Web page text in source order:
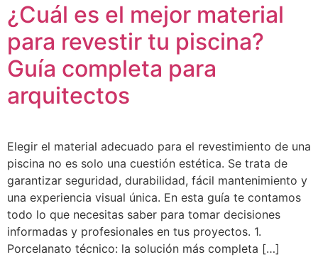
¿Cuál es el mejor material
para revestir tu piscina?
Guía completa para
arquitectos
Elegir el material adecuado para el revestimiento de una
piscina no es solo una cuestión estética. Se trata de
garantizar seguridad, durabilidad, fácil mantenimiento y
una experiencia visual única. En esta guía te contamos
todo lo que necesitas saber para tomar decisiones
informadas y profesionales en tus proyectos. 1.
Porcelanato técnico: la solución más completa […]